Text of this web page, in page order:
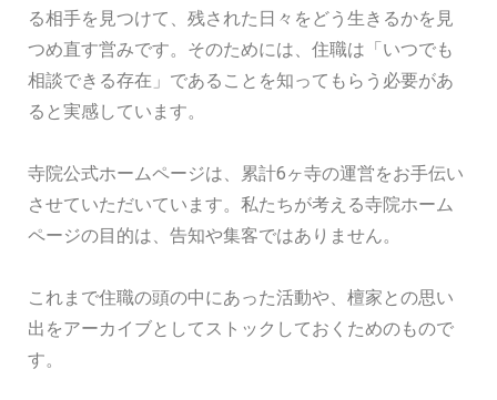
る相手を見つけて、残された日々をどう生きるかを見
つめ直す営みです。そのためには、住職は「いつでも
相談できる存在」であることを知ってもらう必要があ
ると実感しています。
寺院公式ホームページは、累計6ヶ寺の運営をお手伝い
させていただいています。私たちが考える寺院ホーム
ページの目的は、告知や集客ではありません。
これまで住職の頭の中にあった活動や、檀家との思い
出をアーカイブとしてストックしておくためのもので
す。